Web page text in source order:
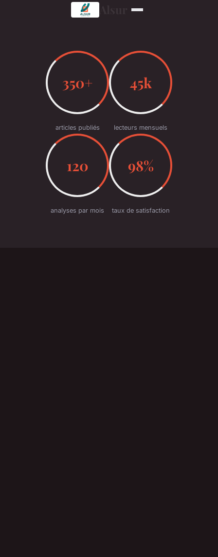
350+
articles publiés
45k
lecteurs mensuels
120
analyses par mois
98%
taux de satisfaction